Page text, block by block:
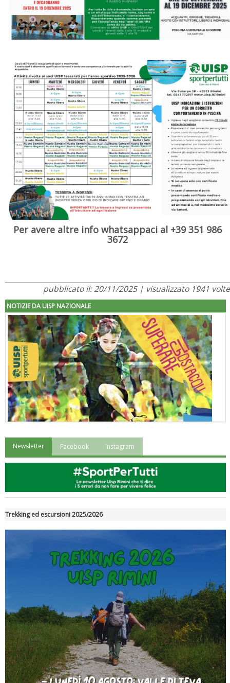
Per avere altre info whatsappaci al +39 351 986
3672
pubblicato il: 20/11/2025 | visualizzato 1941 volte
NOTIZIE DA UISP NAZIONALE
"Superare gli ostacoli": la relazione di Tiziano Pesce al CN Uisp
Luglio 2026: "Pensando con i piedi, si possono fare le
Newsletter Facebook Instagram
Trekking ed escursioni 2025/2026